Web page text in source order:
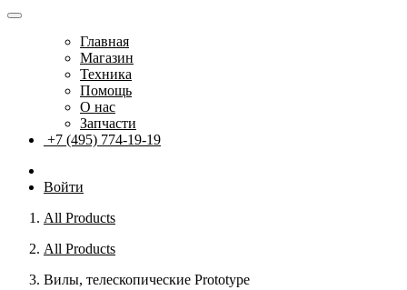
Главная
Магазин
Техника
Помощь
О нас
Запчасти
+7 (495) 774-19-19
Войти
All Products
All Products
Вилы, телескопические Prototype